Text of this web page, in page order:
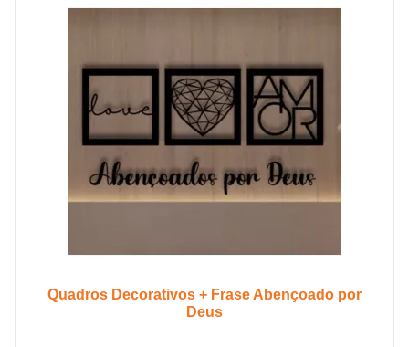
Quadros Decorativos + Frase Abençoado por
Deus